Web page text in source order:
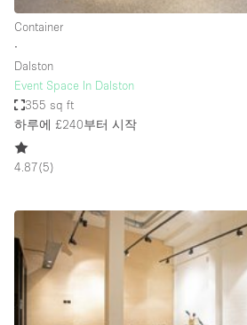
Counters
Elevator
Fitting Rooms
Garment Rack
Ground Floor
Handicap Accessible
Haussmann Style
Container
∙
Dalston
Event Space In Dalston
355 sq ft
하루에 £240부터 시작
4.87(5)